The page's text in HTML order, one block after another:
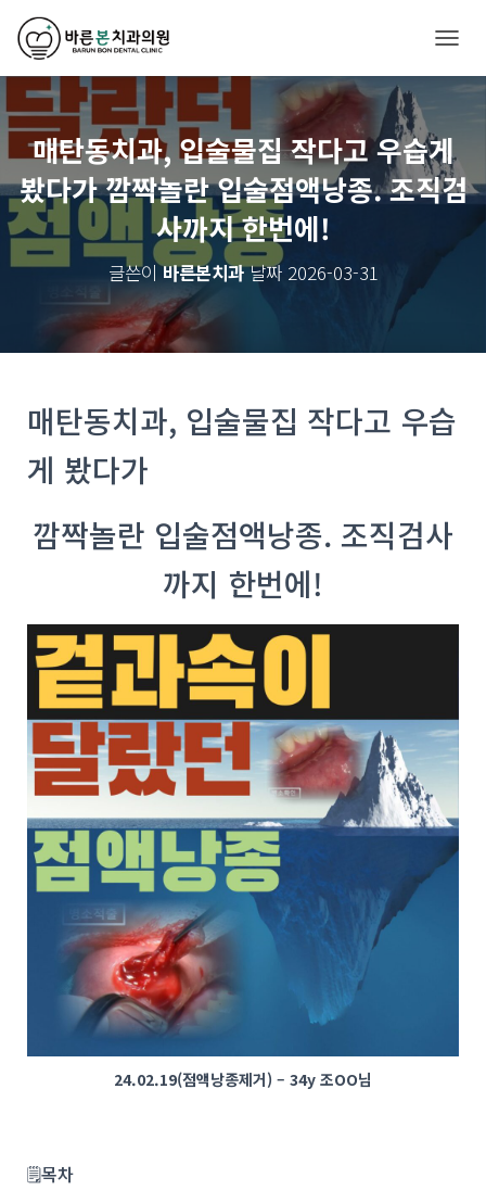
게
이
션
매탄동치과, 입술물집 작다고 우습게
봤다가 깜짝놀란 입술점액낭종. 조직검
사까지 한번에!
글쓴이바른본치과날짜 2026-03-31
매탄동치과, 입술물집 작다고 우습
게 봤다가
깜짝놀란 입술점액낭종. 조직검사
까지 한번에!
24.02.19(점액낭종제거) – 34y 조OO님
🗒️목차